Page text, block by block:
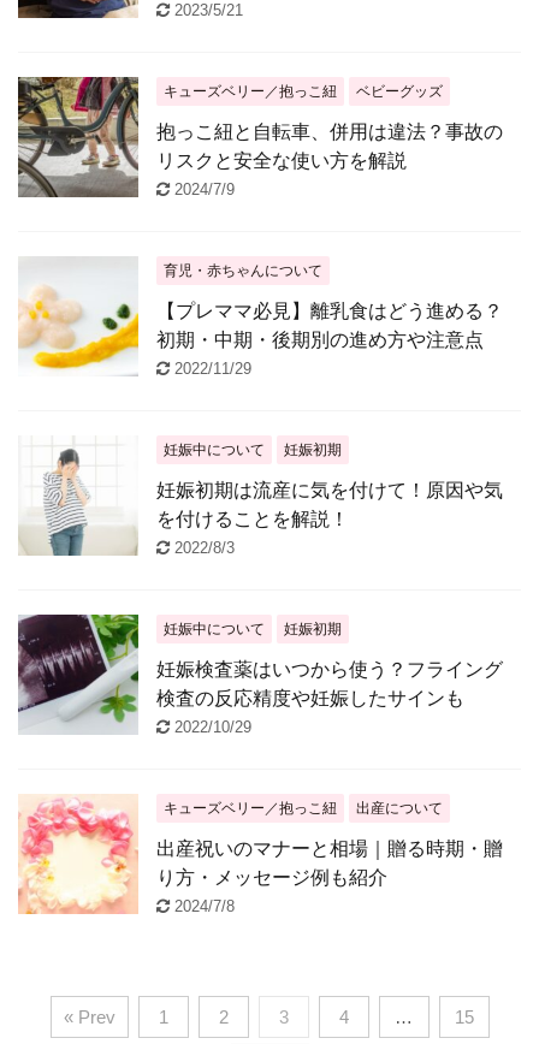
2023/5/21
キューズベリー／抱っこ紐 ベビーグッズ
抱っこ紐と自転車、併用は違法？事故の
リスクと安全な使い方を解説
2024/7/9
育児・赤ちゃんについて
【プレママ必見】離乳食はどう進める？
初期・中期・後期別の進め方や注意点
2022/11/29
妊娠中について 妊娠初期
妊娠初期は流産に気を付けて！原因や気
を付けることを解説！
2022/8/3
妊娠中について 妊娠初期
妊娠検査薬はいつから使う？フライング
検査の反応精度や妊娠したサインも
2022/10/29
キューズベリー／抱っこ紐 出産について
出産祝いのマナーと相場｜贈る時期・贈
り方・メッセージ例も紹介
2024/7/8
« Prev 1 2 3 4 … 15